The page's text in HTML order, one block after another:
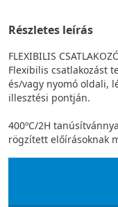
Részletes leírás
FLEXIBILIS
Flexibilis csatlakozást
és/vagy nyomó oldali,
illesztési pontján.
400ºC/2H
rögzített előírásoknak